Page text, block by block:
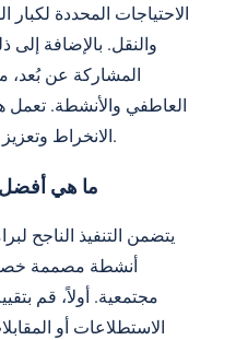
الاحتياجات المحددة
والنقل. بالإضافة إلى
المشاركة عن بُعد،
العاطفي والأنشطة. تعمل
الانخراط وتعزيز الصحة النفسية بين كبار السن.
ما هي أفضل
يتضمن التنفيذ الناجح
أنشطة مصممة
مجتمعية. أولاً، قم
الاستطلاعات أو